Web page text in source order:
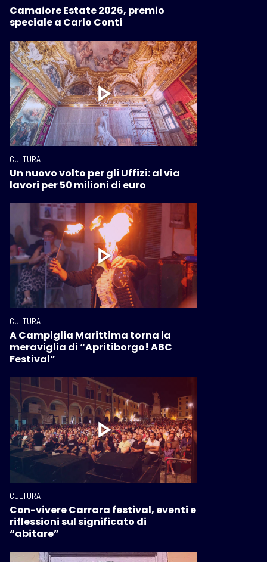
Camaiore Estate 2026, premio
speciale a Carlo Conti
CULTURA
Un nuovo volto per gli Uffizi: al via
lavori per 50 milioni di euro
CULTURA
A Campiglia Marittima torna la
meraviglia di “Apritiborgo! ABC
Festival”
CULTURA
Con-vivere Carrara festival, eventi e
riflessioni sul significato di
“abitare”